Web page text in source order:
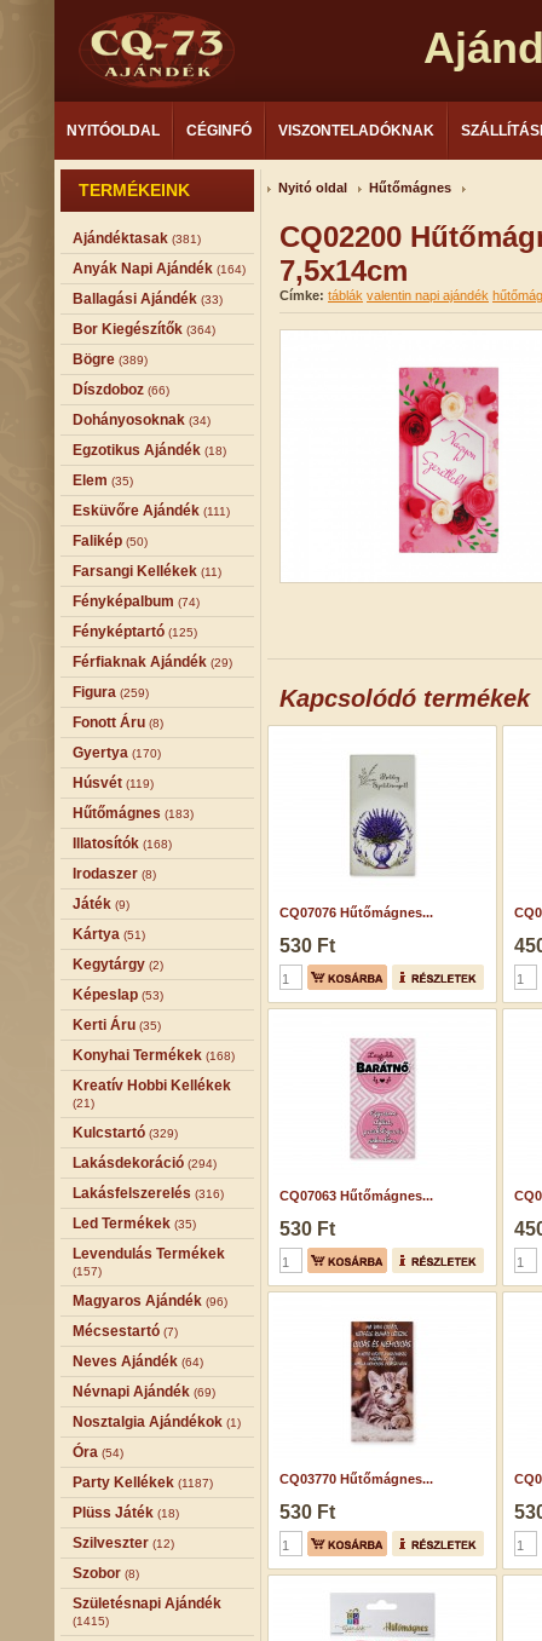
NYITÓOLDAL CÉGINFÓ VISZONTELADÓKNAK
TERMÉKEINK
Ajándéktasak (381)
Anyák Napi Ajándék (164)
Ballagási Ajándék (33)
Bor Kiegészítők (364)
Bögre (389)
Díszdoboz (66)
Dohányosoknak (34)
Egzotikus Ajándék (18)
Elem (35)
Esküvőre Ajándék (111)
Falikép (50)
Farsangi Kellékek (11)
Fényképalbum (74)
Fényképtartó (125)
Férfiaknak Ajándék (29)
Figura (259)
Fonott Áru (8)
Gyertya (170)
Húsvét (119)
Hűtőmágnes (183)
Illatosítók (168)
Irodaszer (8)
Játék (9)
Kártya (51)
Kegytárgy (2)
Képeslap (53)
Kerti Áru (35)
Konyhai Termékek (168)
Kreatív Hobbi Kellékek
(21)
Kulcstartó (329)
Lakásdekoráció (294)
Lakásfelszerelés (316)
Led Termékek (35)
Levendulás Termékek
(157)
Magyaros Ajándék (96)
Mécsestartó (7)
Neves Ajándék (64)
Névnapi Ajándék (69)
Nosztalgia Ajándékok (1)
Óra (54)
Party Kellékek (1187)
Plüss Játék (18)
Szilveszter (12)
Szobor (8)
Születésnapi Ajándék
(1415)
Nyitó oldal Hűtőmágnes
CQ02200
7,5x14cm
Címke: táblák valentin napi ajándék
Kapcsolódó termékek
CQ07076 Hűtőmágnes...
530 Ft
CQ07063 Hűtőmágnes...
530 Ft
CQ03770 Hűtőmágnes...
530 Ft